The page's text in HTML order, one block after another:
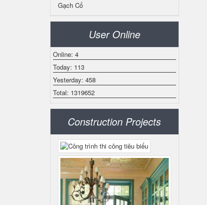
Gạch Cổ
User Online
Online: 4
Today: 113
Yesterday: 458
Total: 1319652
Construction Projects